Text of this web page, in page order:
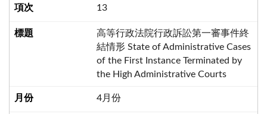
13
高等行政法院行政訴訟第一審事件終
結情形 State of Administrative Cases
of the First Instance Terminated by
the High Administrative Courts
4月份